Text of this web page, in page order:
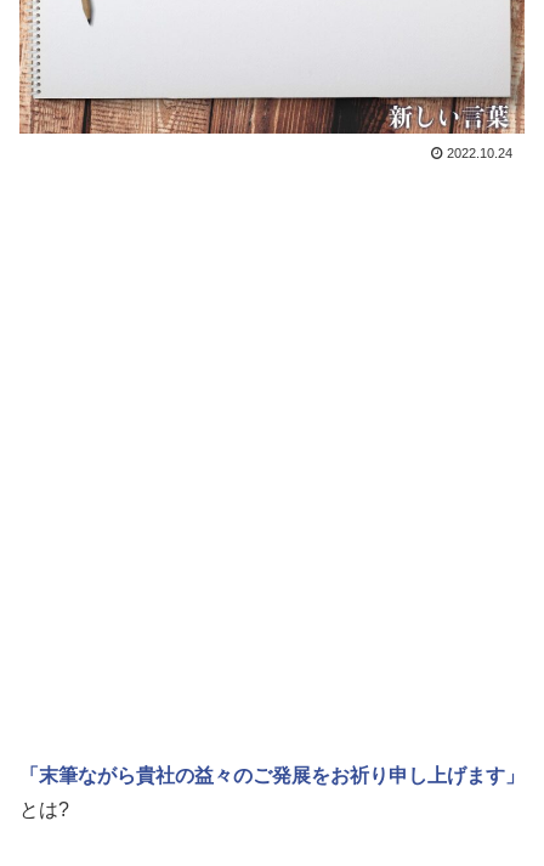
2022.10.24
「末筆ながら貴社の益々のご発展をお祈り申し上げます」
とは?